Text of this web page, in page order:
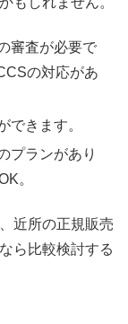
審査が必要で
の対応があ
できます。
プランがあり
。
近所の正規販売
ら比較検討する